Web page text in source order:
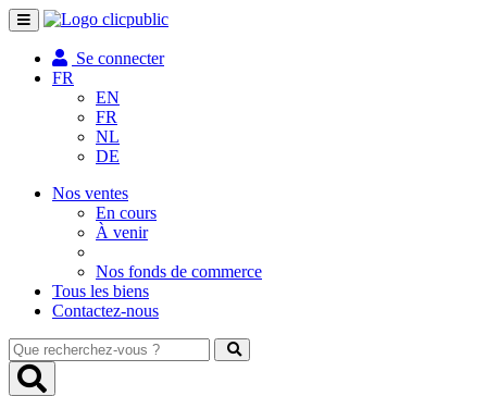
Toggle
navigation
Se connecter
FR
EN
FR
NL
DE
Nos ventes
En cours
À venir
Nos fonds de commerce
Tous les biens
Contactez-nous
Que
recherchez-
vous